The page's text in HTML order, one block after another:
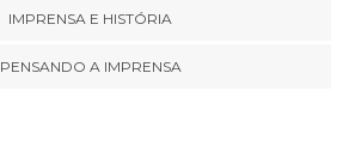
IMPRENSA E HISTÓRIA
PENSANDO A IMPRENSA